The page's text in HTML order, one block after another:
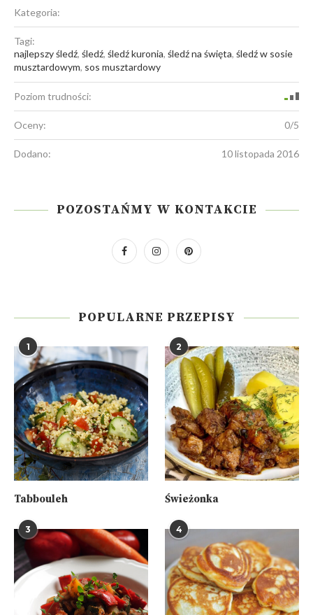
Kategoria:
Tagi:
najlepszy śledź, śledź, śledź kuronia, śledź na święta, śledź w sosie
musztardowym, sos musztardowy
Poziom trudności:
Oceny: 0/5
Dodano: 10 listopada 2016
POZOSTAŃMY W KONTAKCIE
POPULARNE PRZEPISY
1
Tabbouleh
2
Świeżonka
3 4